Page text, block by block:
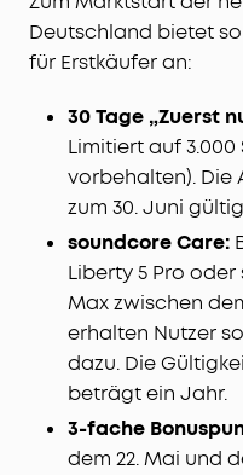
Deutschland bietet
für Erstkäufer an:
30 Tage „Zuerst
Limitiert auf
vorbehalten). Die
zum 30. Juni
soundcore Care:
Liberty 5 Pro
Max zwischen
erhalten Nutzer
dazu. Die
beträgt ein Jahr.
3-fache
dem 22. Mai und